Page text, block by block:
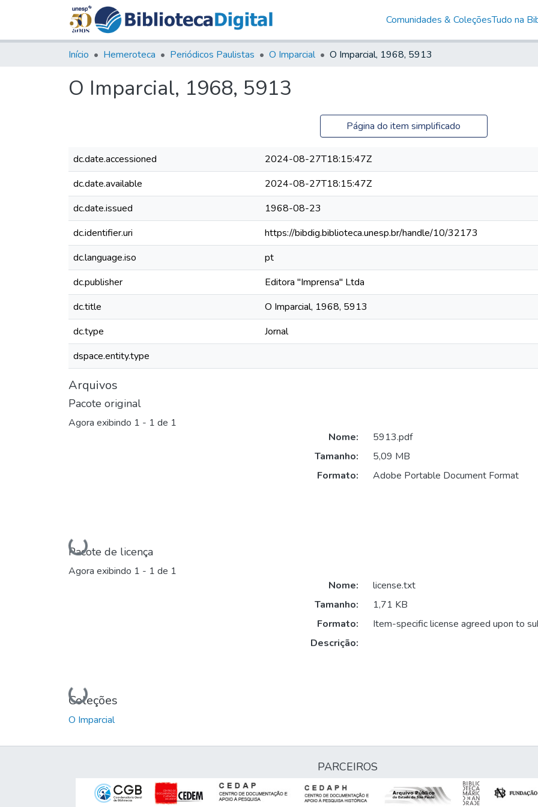
Comunidades & ColeçõesTudo na
Início Hemeroteca Periódicos Paulistas O Imparcial O Imparcial, 1968, 5913
O Imparcial, 1968, 5913
Página do item simplificado
dc.date.accessioned
2024-08-27T18:15:47Z
dc.date.available
2024-08-27T18:15:47Z
dc.date.issued
1968-08-23
dc.identifier.uri
https://bibdig.biblioteca.unesp.br/handle/10/32173
dc.language.iso
pt
dc.publisher
Editora "Imprensa" Ltda
dc.title
O Imparcial, 1968, 5913
dc.type
Jornal
dspace.entity.type
Arquivos
Pacote original
Agora exibindo 1 - 1 de 1
Carregando...
Nome:
5913.pdf
Tamanho:
5,09 MB
Formato:
Adobe Portable Document Format
Pacote de licença
Agora exibindo 1 - 1 de 1
Carregando...
Nome:
license.txt
Tamanho:
1,71 KB
Formato:
Item-specific license agreed upon to
Descrição:
Coleções
O Imparcial
PARCEIROS